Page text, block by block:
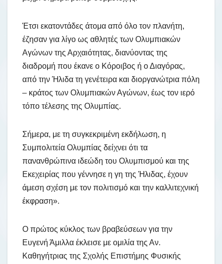
Έτσι εκατοντάδες άτομα από όλο τον πλανήτη,
έζησαν για λίγο ως αθλητές των Ολυμπιακών
Αγώνων της Αρχαιότητας, διανύοντας της
διαδρομή που έκανε ο Κόροιβος ή ο Διαγόρας,
από την Ήλιδα τη γενέτειρα και διοργανώτρια πόλη
– κράτος των Ολυμπιακών Αγώνων, έως τον ιερό
τόπο τέλεσης της Ολυμπίας.
Σήμερα, με τη συγκεκριμένη εκδήλωση, η
Συμπολιτεία Ολυμπίας δείχνει ότι τα
πανανθρώπινα ιδεώδη του Ολυμπισμού και της
Εκεχειρίας που γέννησε η γη της Ήλιδας, έχουν
άμεση σχέση με τον πολιτισμό και την καλλιτεχνική
έκφραση».
Ο πρώτος κύκλος των βραβεύσεων για την
Ευγενή Άμιλλα έκλεισε με ομιλία της Αν.
Καθηγήτριας της Σχολής Επιστήμης Φυσικής